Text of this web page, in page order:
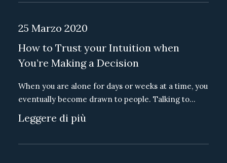
25 Marzo 2020
How to Trust your Intuition when
You’re Making a Decision
When you are alone for days or weeks at a time, you
eventually become drawn to people. Talking to…
Leggere di più